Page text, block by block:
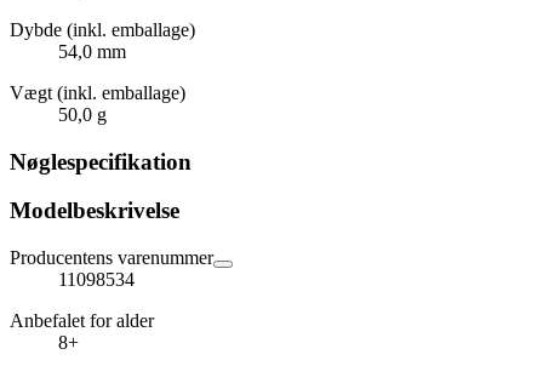
Dybde (inkl. emballage)
54,0 mm
Vægt (inkl. emballage)
50,0 g
Nøglespecifikation
Modelbeskrivelse
Producentens varenummer
11098534
Anbefalet for alder
8+